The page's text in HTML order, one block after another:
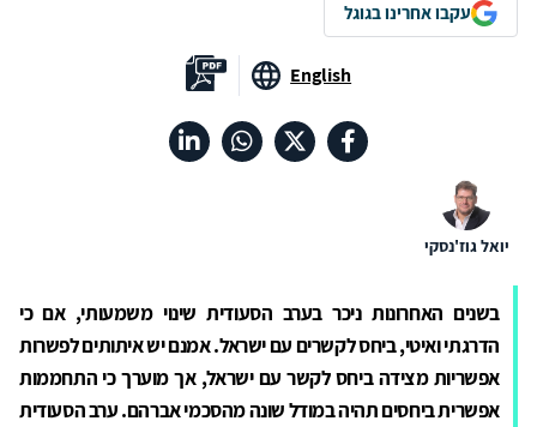
עקבו אחרינו בגוגל
English
יואל גוז'נסקי
בשנים האחרונות ניכר בערב הסעודית שינוי משמעותי, אם כי
הדרגתי ואיטי, ביחס לקשרים עם ישראל. אמנם יש איתותים לפשרות
אפשריות מצידה ביחס לקשר עם ישראל, אך מוערך כי התחממות
אפשרית ביחסים תהיה במודל שונה מהסכמי אברהם. ערב הסעודית